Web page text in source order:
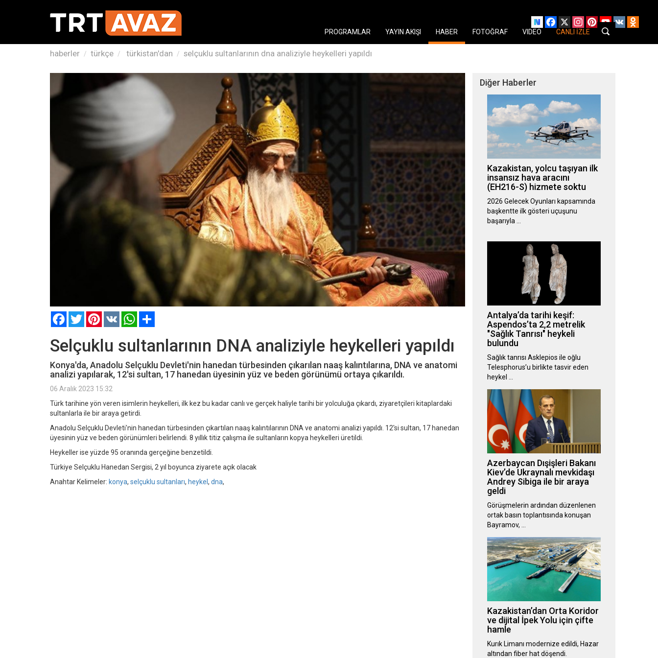
Facebook
X Instagram
PinterestYouTube
VK
PROGRAMLAR
YAYIN AKIŞI HABER FOTOĞRAF VIDEO CANLI İZLE
haberler türkçe türkistan'dan selçuklu sultanlarının dna analiziyle heykelleri yapıldı
FacebookTwitterPinterest
VK WhatsApp
Selçuklu sultanlarının DNA analiziyle heykelleri yapıldı
Konya'da, Anadolu Selçuklu Devleti'nin hanedan türbesinden çıkarılan naaş kalıntılarına, DNA ve anatomi
analizi yapılarak, 12'si sultan, 17 hanedan üyesinin yüz ve beden görünümü ortaya çıkarıldı.
06 Aralık 2023 15:32
Türk tarihine yön veren isimlerin heykelleri, ilk kez bu kadar canlı ve gerçek haliyle tarihi bir yolculuğa çıkardı, ziyaretçileri kitaplardaki
sultanlarla ile bir araya getirdi.
Anadolu Selçuklu Devleti'nin hanedan türbesinden çıkartılan naaş kalıntılarının DNA ve anatomi analizi yapıldı. 12'si sultan, 17 hanedan
üyesinin yüz ve beden görünümleri belirlendi. 8 yıllık titiz çalışma ile sultanların kopya heykelleri üretildi.
Heykeller ise yüzde 95 oranında gerçeğine benzetildi.
Türkiye Selçuklu Hanedan Sergisi, 2 yıl boyunca ziyarete açık olacak
Anahtar Kelimeler: konya, selçuklu sultanları, heykel , dna,
Diğer Haberler
Kazakistan, yolcu taşıyan ilk
insansız hava aracını
(EH216-S) hizmete soktu
2026 Gelecek Oyunları kapsamında
başkentte ilk gösteri uçuşunu
başarıyla …
Antalya’da tarihi keşif:
Aspendos’ta 2,2 metrelik
"Sağlık Tanrısı" heykeli
bulundu
Sağlık tanrısı Asklepios ile oğlu
Telesphorus’u birlikte tasvir eden
heykel …
Azerbaycan Dışişleri Bakanı
Kiev’de Ukraynalı mevkidaşı
Andrey Sibiga ile bir araya
geldi
Görüşmelerin ardından düzenlenen
ortak basın toplantısında konuşan
Bayramov, …
Kazakistan’dan Orta Koridor
ve dijital İpek Yolu için çifte
hamle
Kurık Limanı modernize edildi, Hazar
altından fiber hat döşendi.